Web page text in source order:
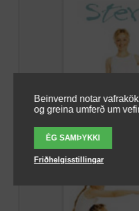
Beinvernd notar
og greina umferð um
ÉG SAMÞYKKI
Friðhelgisstillingar